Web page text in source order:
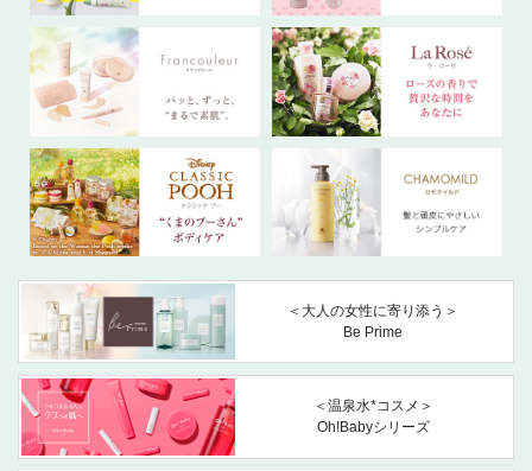
＜大人の女性に寄り添う＞
Be Prime
＜温泉水*コスメ＞
Oh!Babyシリーズ